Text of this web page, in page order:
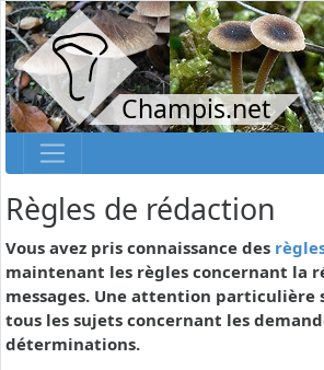
Champis.net
Règles de rédaction
Vous avez pris connaissance des
maintenant les règles concernant la
messages. Une attention particulière
tous les sujets concernant les
déterminations.